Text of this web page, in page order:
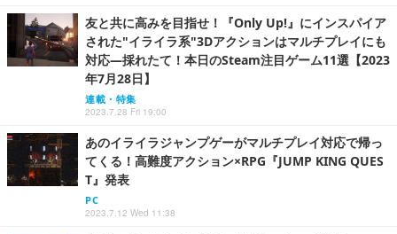
友と共に高みを目指せ！『Only Up!』にインスパイア
された"イライラ系"3Dアクションはマルチプレイにも
対応―採れたて！本日のSteam注目ゲーム11選【2023
年7月28日】
連載・特集
2023.7.28 Fri 19:00
あのイライラジャンプゲーがマルチプレイ対応で帰っ
てくる！高難度アクション×RPG『JUMP KING QUES
T』発表
PC
2023.7.12 Wed 11:38